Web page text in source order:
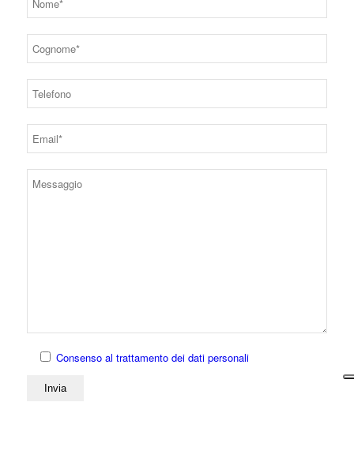
Consenso al trattamento dei dati personali